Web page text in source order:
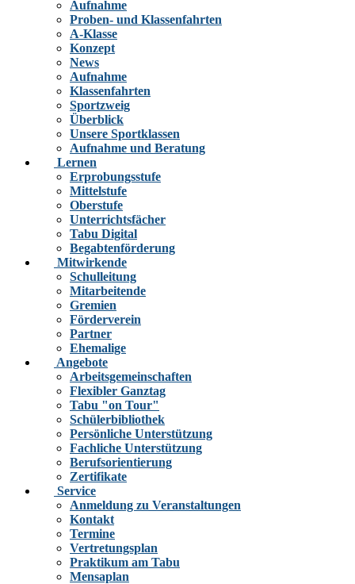
Aufnahme
Proben- und Klassenfahrten
A-Klasse
Konzept
News
Aufnahme
Klassenfahrten
Sportzweig
Überblick
Unsere Sportklassen
Aufnahme und Beratung
Lernen
Erprobungsstufe
Mittelstufe
Oberstufe
Unterrichtsfächer
Tabu Digital
Begabtenförderung
Mitwirkende
Schulleitung
Mitarbeitende
Gremien
Förderverein
Partner
Ehemalige
Angebote
Arbeitsgemeinschaften
Flexibler Ganztag
Tabu "on Tour"
Schülerbibliothek
Persönliche Unterstützung
Fachliche Unterstützung
Berufsorientierung
Zertifikate
Service
Anmeldung zu Veranstaltungen
Kontakt
Termine
Vertretungsplan
Praktikum am Tabu
Mensaplan